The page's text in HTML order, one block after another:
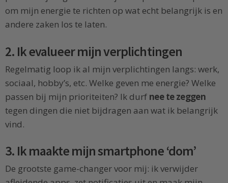
om mijn energie te richten op wat echt belangrijk is en
andere zaken los te laten.
2. Ik evalueer mijn verplichtingen
Regelmatig loop ik al mijn verplichtingen langs: werk,
sociaal, hobby’s, etc. Welke geven me energie? Welke
passen bij mijn prioriteiten? Ik durf nee te zeggen
tegen dingen die niet bijdragen aan wat ik belangrijk
vind.
3. Ik maakte mijn smartphone ‘dom’
De grootste game-changer voor mij: ik verwijder